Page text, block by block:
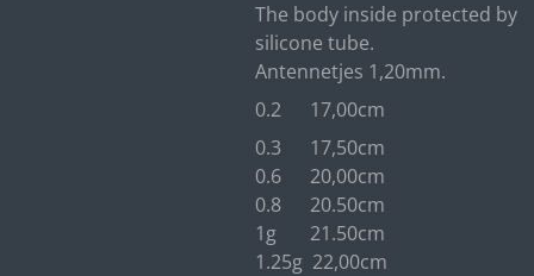
The body inside protected by
silicone tube.
Antennetjes 1,20mm.
0.2 17,00cm
0.3 17,50cm
0.6 20,00cm
0.8 20.50cm
1g 21.50cm
1.25g 22,00cm